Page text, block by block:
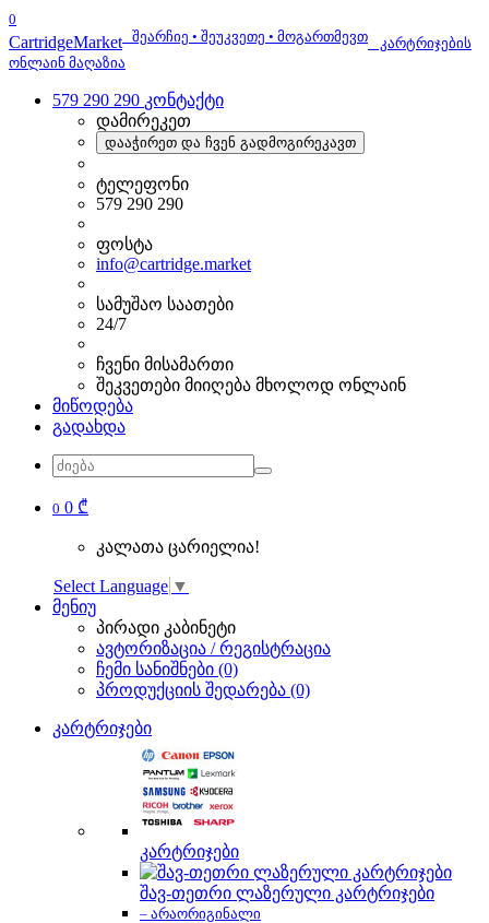
0
CartridgeMarket შეარჩიე • შეუკვეთე • მოგართმევთ
კარტრიჯების
ონლაინ მაღაზია
579 290 290 კონტაქტი
დამირეკეთ
დააჭირეთ და ჩვენ გადმოგირეკავთ
ტელეფონი
579 290 290
ფოსტა
info@cartridge.market
სამუშაო საათები
24/7
ჩვენი მისამართი
შეკვეთები მიიღება მხოლოდ ონლაინ
მიწოდება
გადახდა
0 0 ₾
კალათა ცარიელია!
Select Language ▼
მენიუ
პირადი კაბინეტი
ავტორიზაცია / რეგისტრაცია
ჩემი სანიშნები (0)
პროდუქციის შედარება (0)
კარტრიჯები
კარტრიჯები
შავ-თეთრი ლაზერული კარტრიჯები
– არაორიგინალი